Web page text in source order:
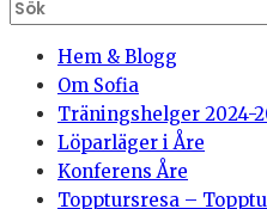
Hem & Blogg
Om Sofia
Träningshelger 2024-
Löparläger i Åre
Konferens Åre
Topptursresa –